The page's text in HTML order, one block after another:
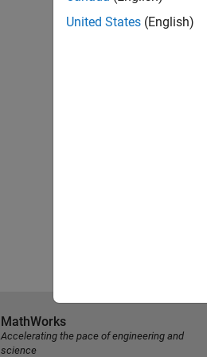
United States (English)
MathWorks
Accelerating the pace of engineering and
science